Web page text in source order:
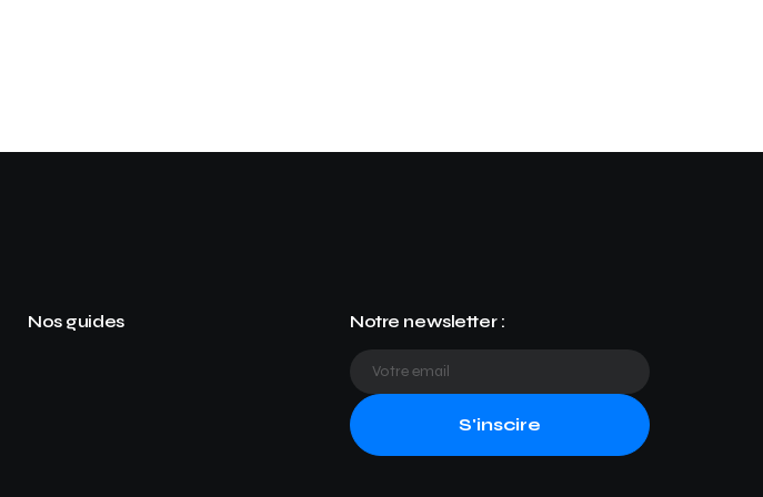
Nos guides Notre newsletter :
S'inscire